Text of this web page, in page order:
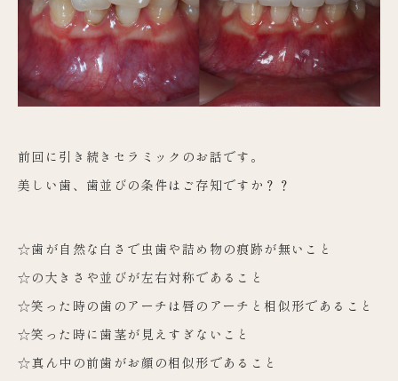
前回に引き続きセラミックのお話です。
美しい歯、歯並びの条件はご存知ですか？？
☆歯が自然な白さで虫歯や詰め物の痕跡が無いこと
☆の大きさや並びが左右対称であること
☆笑った時の歯のアーチは唇のアーチと相似形であること
☆笑った時に歯茎が見えすぎないこと
☆真ん中の前歯がお顔の相似形であること